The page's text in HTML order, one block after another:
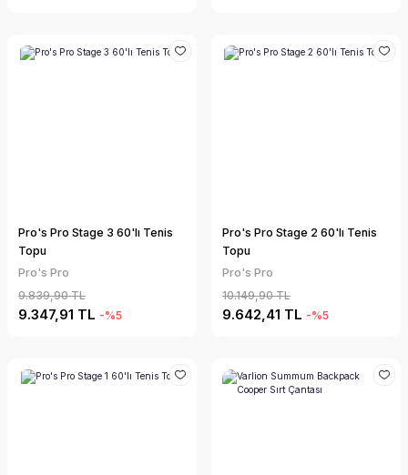
Pro's Pro Stage 3 60'lı Tenis
Topu
Pro's Pro
9.839,90 TL
9.347,91 TL -%5
Pro's Pro Stage 2 60'lı Tenis
Topu
Pro's Pro
10.149,90 TL
9.642,41 TL -%5